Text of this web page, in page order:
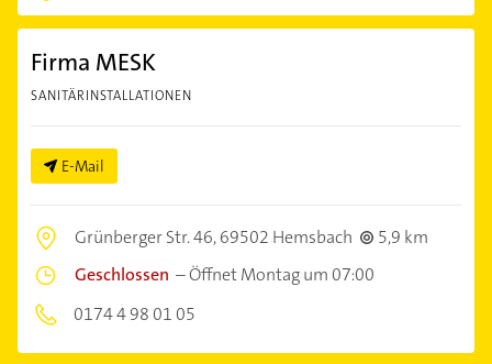
Firma MESK
SANITÄRINSTALLATIONEN
E-Mail
Grünberger Str. 46,69502 Hemsbach
5,9 km
Geschlossen –Öffnet Montag um 07:00
0174 4 98 01 05